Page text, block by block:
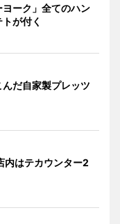
ヨーク」全てのハン
が付く
だ自家製プレッツ
内はテカウンター2